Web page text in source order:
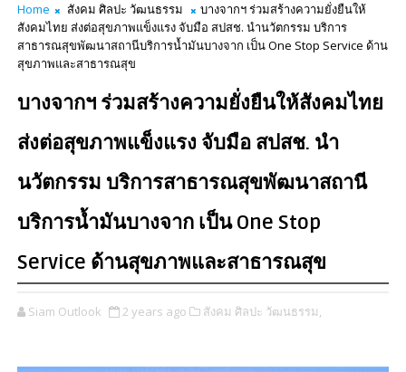
Home สังคม ศิลปะ วัฒนธรรม
บางจากฯ ร่วมสร้างความยั่งยืนให้
สังคมไทย ส่งต่อสุขภาพแข็งแรง จับมือ สปสช. นำนวัตกรรม บริการ
สาธารณสุขพัฒนาสถานีบริการน้ำมันบางจาก เป็น One Stop Service ด้าน
สุขภาพและสาธารณสุข
บางจากฯ ร่วมสร้างความยั่งยืนให้สังคมไทย
ส่งต่อสุขภาพแข็งแรง จับมือ สปสช. นำ
นวัตกรรม บริการสาธารณสุขพัฒนาสถานี
บริการน้ำมันบางจาก เป็น One Stop
Service ด้านสุขภาพและสาธารณสุข
Siam Outlook 2 years ago สังคม ศิลปะ วัฒนธรรม,